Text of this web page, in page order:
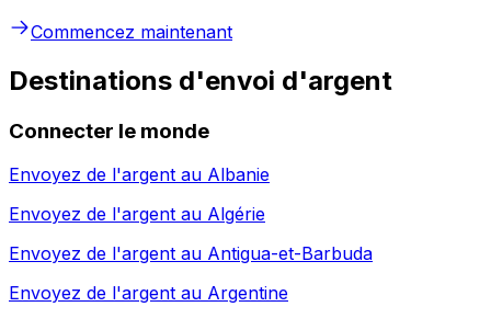
Commencez maintenant
Destinations d'envoi d'argent
Connecter le monde
Envoyez de l'argent au Albanie
Envoyez de l'argent au Algérie
Envoyez de l'argent au Antigua-et-Barbuda
Envoyez de l'argent au Argentine